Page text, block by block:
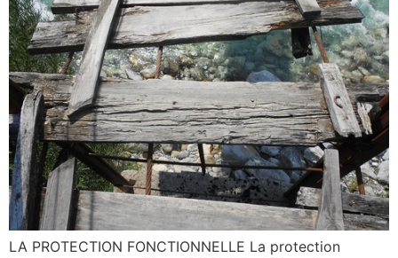
LA PROTECTION FONCTIONNELLE La protection